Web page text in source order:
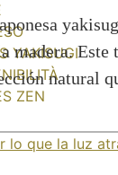
YAKISUGI
ZEN
natural